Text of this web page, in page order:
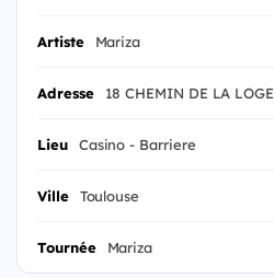
Artiste Mariza
Adresse 18 CHEMIN DE LA LOGE
Lieu Casino - Barriere
Ville Toulouse
Tournée Mariza